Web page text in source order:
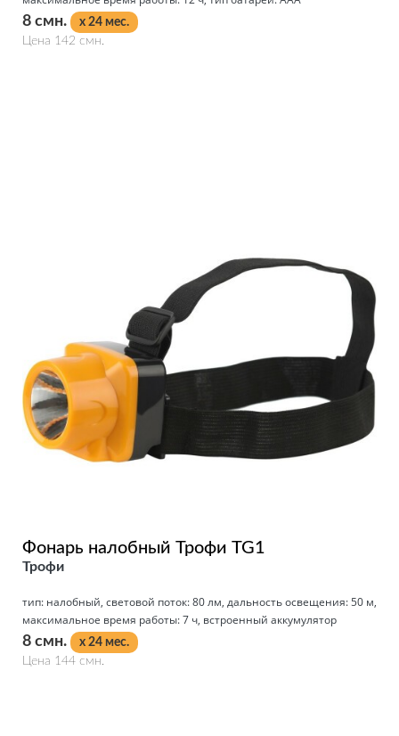
8 смн.
x 24 мес.
Цена 142 смн.
Фонарь налобный Трофи TG1
Трофи
тип: налобный, световой поток: 80 лм, дальность освещения: 50 м,
максимальное время работы: 7 ч, встроенный аккумулятор
8 смн.
x 24 мес.
Цена 144 смн.